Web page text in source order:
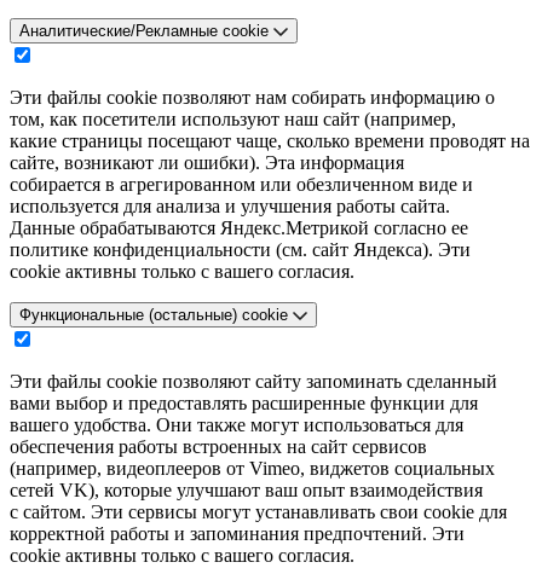
Аналитические/Рекламные cookie
Эти файлы cookie позволяют нам собирать информацию о
том, как посетители используют наш сайт (например,
какие страницы посещают чаще, сколько времени проводят на
сайте, возникают ли ошибки). Эта информация
собирается в агрегированном или обезличенном виде и
используется для анализа и улучшения работы сайта.
Данные обрабатываются Яндекс.Метрикой согласно ее
политике конфиденциальности (см. сайт Яндекса). Эти
cookie активны только с вашего согласия.
Функциональные (остальные) cookie
Эти файлы cookie позволяют сайту запоминать сделанный
вами выбор и предоставлять расширенные функции для
вашего удобства. Они также могут использоваться для
обеспечения работы встроенных на сайт сервисов
(например, видеоплееров от Vimeo, виджетов социальных
сетей VK), которые улучшают ваш опыт взаимодействия
с сайтом. Эти сервисы могут устанавливать свои cookie для
корректной работы и запоминания предпочтений. Эти
cookie активны только с вашего согласия.